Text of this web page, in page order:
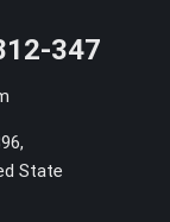
347
State